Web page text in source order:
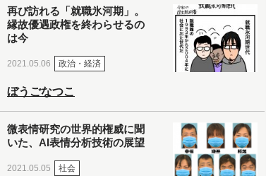
再び訪れる「就職氷河期」。
縁故優遇政権を終わらせるの
は今
2021.05.06 政治・経済
ぼうごなつこ
微表情研究の世界的権威に聞
いた、AI表情分析技術の展望
2021.05.05 社会